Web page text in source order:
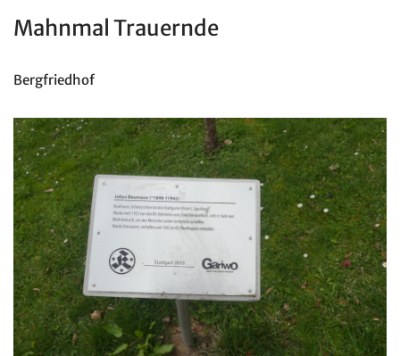
Mahnmal Trauernde
Bergfriedhof